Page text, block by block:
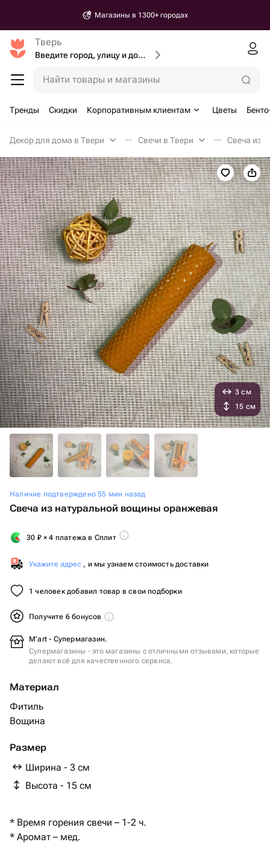
Магазины в 1300+ городах
Тверь
Введите город, улицу и дом доставки
Найти товары и магазины
Тренды Скидки Корпоративным клиентам Цветы
Декор для дома в Твери Свечи в Твери Свеча из
Наличие подтверждено 55 мин назад
Свеча из натуральной вощины оранжевая
30 ₽× 4 платежа в Сплит
Укажите адрес , и мы узнаем стоимость доставки
1 человек добавил товар в свои подборки
Получите 6 бонусов
M’art - Супермагазин.
Супермагазины - это магазины с отличными отзывами, которые
делают всё для качественного сервиса.
Материал
Фитиль
Вощина
Размер
Ширина - 3 см
Высота - 15 см
3 см
15 см
* Время горения свечи – 1-2 ч.
* Аромат – мед.